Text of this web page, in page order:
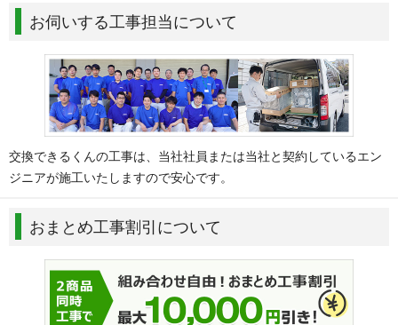
お伺いする工事担当について
交換できるくんの工事は、当社社員または当社と契約しているエン
ジニアが施工いたしますので安心です。
おまとめ工事割引について